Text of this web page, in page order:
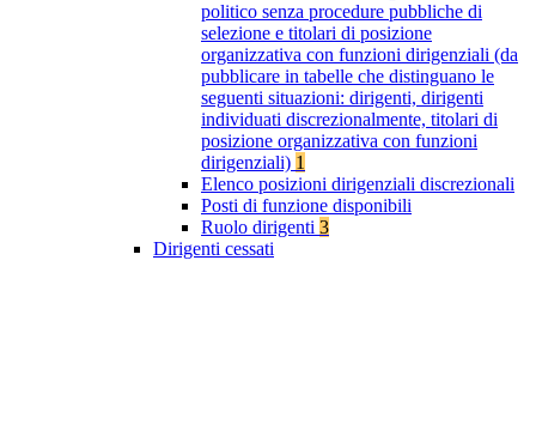
politico senza procedure pubbliche di
selezione e titolari di posizione
organizzativa con funzioni dirigenziali (da
pubblicare in tabelle che distinguano le
seguenti situazioni: dirigenti, dirigenti
individuati discrezionalmente, titolari di
posizione organizzativa con funzioni
dirigenziali) 1
Elenco posizioni dirigenziali discrezionali
Posti di funzione disponibili
Ruolo dirigenti 3
Dirigenti cessati